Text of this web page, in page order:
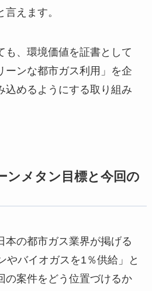
えます。
も、環境価値を証書として
ーンな都市ガス利用」を企
込めるようにする取り組み
ンメタン目標と今回の
本の都市ガス業界が掲げる
やバイオガスを1％供給」と
の案件をどう位置づけるか